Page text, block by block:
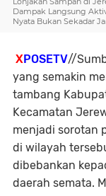
Dampak Langsung
Nyata Bukan Sekadar
XPOSETV//
yang semakin
tambang
Kecamatan
menjadi sorotan
di wilayah
dibebankan
daerah semata.